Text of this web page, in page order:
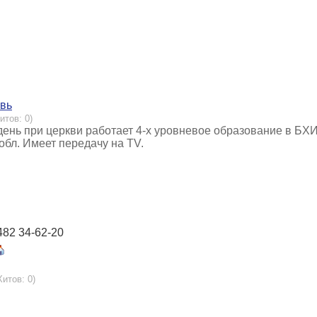
0)
при церкви работает 4-х уровневое образование в
Имеет передачу на TV.
34-62-20
0)